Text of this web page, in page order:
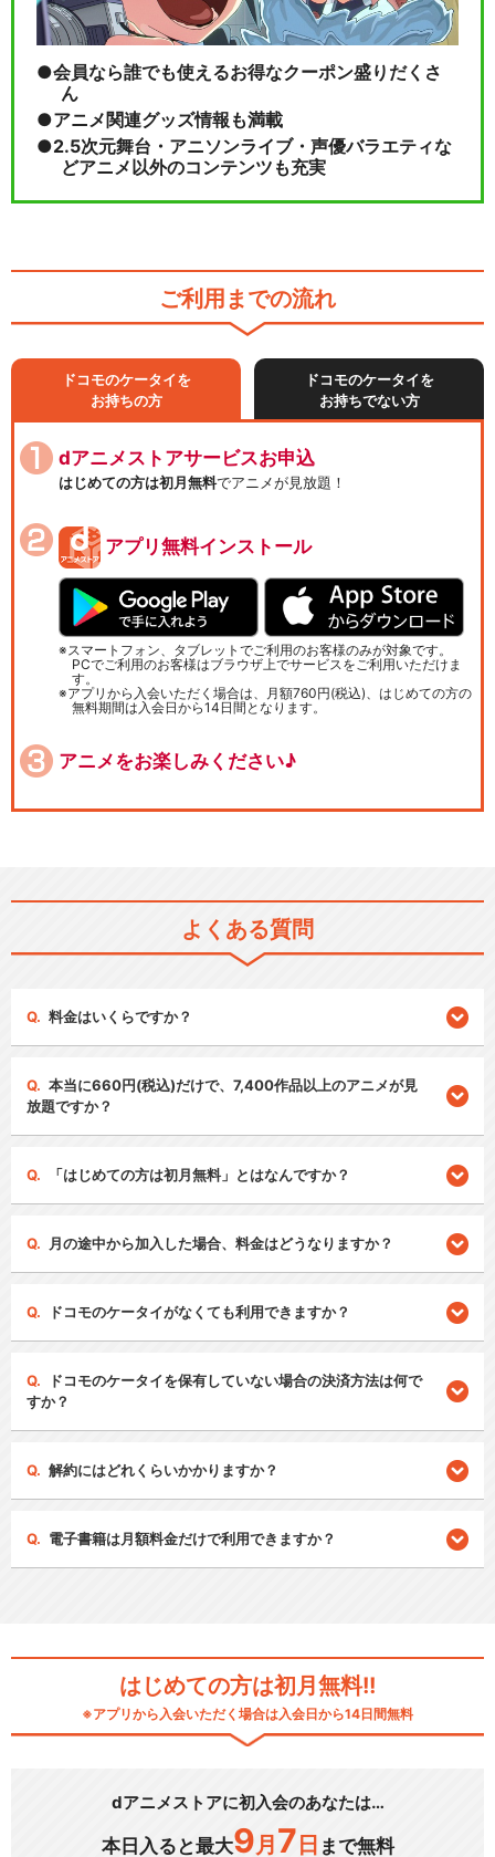
会員なら誰でも使えるお得なクーポン盛りだくさ
ん
アニメ関連グッズ情報も満載
2.5次元舞台・アニソンライブ・声優バラエティな
どアニメ以外のコンテンツも充実
ご利用までの流れ
ドコモのケータイを
お持ちの方
ドコモのケータイを
お持ちでない方
dアニメストアサービスお申込
はじめての方は初月無料でアニメが見放題！
アプリ無料インストール
スマートフォン、タブレットでご利用のお客様のみが対象です。
PCでご利用のお客様はブラウザ上でサービスをご利用いただけま
す。
アプリから入会いただく場合は、月額760円(税込)、はじめての方の
無料期間は入会日から14日間となります。
アニメをお楽しみください♪
よくある質問
料金はいくらですか？
本当に660円(税込)だけで、7,400作品以上のアニメが見
放題ですか？
「はじめての方は初月無料」とはなんですか？
月の途中から加入した場合、料金はどうなりますか？
ドコモのケータイがなくても利用できますか？
ドコモのケータイを保有していない場合の決済方法は何で
すか？
解約にはどれくらいかかりますか？
電子書籍は月額料金だけで利用できますか？
はじめての方は初月無料!!
※アプリから入会いただく場合は入会日から14日間無料
dアニメストアに初入会のあなたは…
本日入ると最大9 月 7 日 まで無料